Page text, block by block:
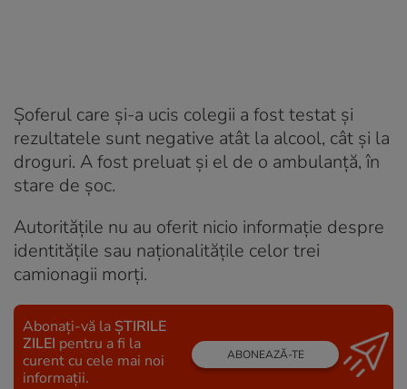
Șoferul care și-a ucis colegii a fost testat și
rezultatele sunt negative atât la alcool, cât și la
droguri. A fost preluat și el de o ambulanță, în
stare de șoc.
Autoritățile nu au oferit nicio informație despre
identitățile sau naționalitățile celor trei
camionagii morți.
Abonați-vă la ȘTIRILE
ZILEI pentru a fi la
curent cu cele mai noi
informații.
ABONEAZĂ-TE